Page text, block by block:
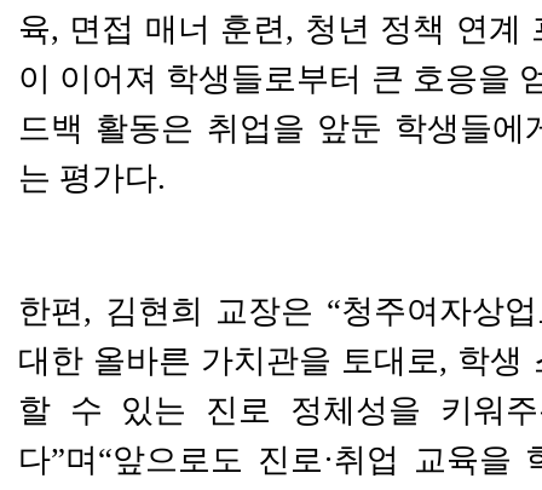
육, 면접 매너 훈련, 청년 정책 연계
이 이어져 학생들로부터 큰 호응을
드백 활동은 취업을 앞둔 학생들에
는 평가다.
한편, 김현희 교장은 “청주여자상
대한 올바른 가치관을 토대로, 학생
할 수 있는 진로 정체성을 키워
다”며 “앞으로도 진로·취업 교육을